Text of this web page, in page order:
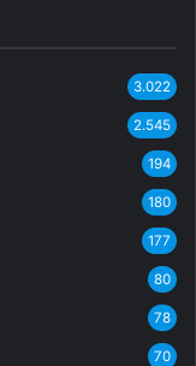
3.022
2.545
194
180
177
80
78
70